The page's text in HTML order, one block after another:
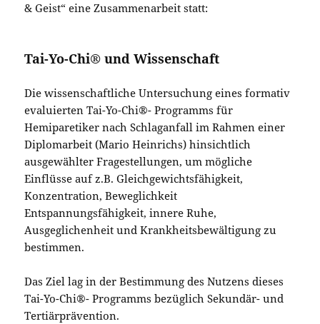
& Geist“ eine Zusammenarbeit statt:
Tai-Yo-Chi® und Wissenschaft
Die wissenschaftliche Untersuchung eines formativ
evaluierten Tai-Yo-Chi®- Programms für
Hemiparetiker nach Schlaganfall im Rahmen einer
Diplomarbeit (Mario Heinrichs) hinsichtlich
ausgewählter Fragestellungen, um mögliche
Einflüsse auf z.B. Gleichgewichtsfähigkeit,
Konzentration, Beweglichkeit
Entspannungsfähigkeit, innere Ruhe,
Ausgeglichenheit und Krankheitsbewältigung zu
bestimmen.
Das Ziel lag in der Bestimmung des Nutzens dieses
Tai-Yo-Chi®- Programms bezüglich Sekundär- und
Tertiärprävention.